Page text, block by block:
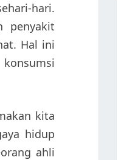
hari.
penyakit
Hal ini
kita
hidup
ahli